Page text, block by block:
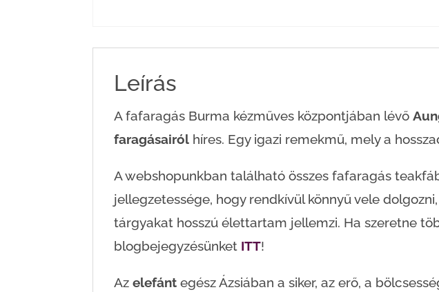
Leírás
A fafaragás Burma kézműves központjában lévő
faragásairól híres. Egy igazi remekmű, mely a
A webshopunkban található összes fafaragás
jellegzetessége, hogy rendkívül könnyű vele
tárgyakat hosszú élettartam jellemzi. Ha szeretne
blogbejegyzésünket ITT!
Azelefánt egész Ázsiában a siker, az erő, a